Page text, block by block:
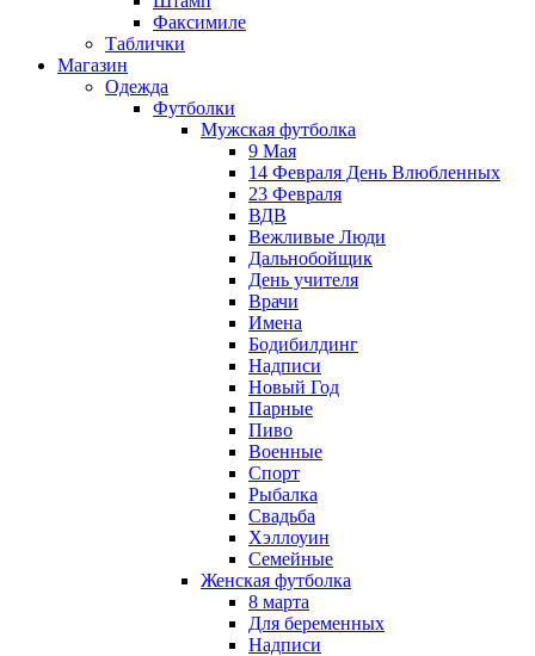
Факсимиле
Таблички
Магазин
Одежда
Футболки
Мужская футболка
9 Мая
14 Февраля День Влюбленных
23 Февраля
ВДВ
Вежливые Люди
Дальнобойщик
День учителя
Врачи
Имена
Бодибилдинг
Надписи
Новый Год
Парные
Пиво
Военные
Спорт
Рыбалка
Свадьба
Хэллоуин
Семейные
Женская футболка
8 марта
Для беременных
Надписи